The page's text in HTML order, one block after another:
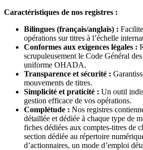
Caractéristiques de nos registres :
Bilingues (français/anglais) :
opérations sur titres à l’échelle
Conformes aux exigences légales :
scrupuleusement le Code Général
uniforme OHADA.
Transparence et sécurité :
mouvements de titres.
Simplicité et praticité : Un outil
gestion efficace de vos opérations.
Complétude : Nos registres
détaillée et dédiée à chaque type de
fiches dédiées aux comptes-titres de
section dédiée au répertoire
d’actionnaires, un mode d’emploi